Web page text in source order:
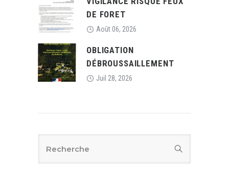
DE FORET
Août 06, 2026
OBLIGATION
DÉBROUSSAILLEMENT
Juil 28, 2026